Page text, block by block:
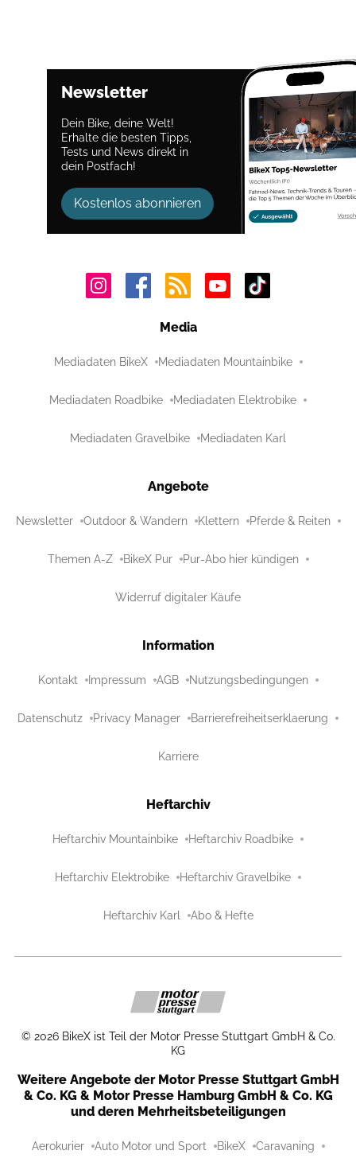
Newsletter
Dein Bike, deine Welt!
Erhalte die besten Tipps,
Tests und News direkt in
dein Postfach!
Kostenlos abonnieren
Media
Mediadaten BikeX Mediadaten Mountainbike
Mediadaten Roadbike Mediadaten Elektrobike
Mediadaten Gravelbike Mediadaten Karl
Angebote
Newsletter Outdoor & Wandern Klettern Pferde & Reiten
Themen A-Z BikeX Pur Pur-Abo hier kündigen
Widerruf digitaler Käufe
Information
Kontakt Impressum AGB Nutzungsbedingungen
Datenschutz Privacy Manager Barrierefreiheitserklaerung
Karriere
Heftarchiv
Heftarchiv Mountainbike Heftarchiv Roadbike
Heftarchiv Elektrobike Heftarchiv Gravelbike
Heftarchiv Karl Abo & Hefte
© 2026 BikeX ist Teil der Motor Presse Stuttgart GmbH & Co.
KG
Weitere Angebote der Motor Presse Stuttgart GmbH
& Co. KG & Motor Presse Hamburg GmbH & Co. KG
und deren Mehrheitsbeteiligungen
Aerokurier Auto Motor und Sport BikeX Caravaning